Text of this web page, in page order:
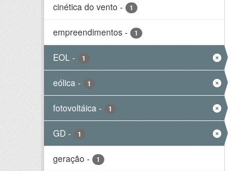
cinética do vento - 1
empreendimentos - 1
EOL - 1
eólica - 1
fotovoltáica - 1
GD - 1
geração - 1